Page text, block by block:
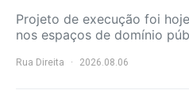
Projeto de execução foi
nos espaços de domínio
Rua Direita 2026.08.06